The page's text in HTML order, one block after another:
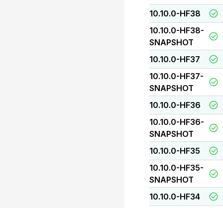
10.10.0-HF38
10.10.0-HF38-
SNAPSHOT
10.10.0-HF37
10.10.0-HF37-
SNAPSHOT
10.10.0-HF36
10.10.0-HF36-
SNAPSHOT
10.10.0-HF35
10.10.0-HF35-
SNAPSHOT
10.10.0-HF34